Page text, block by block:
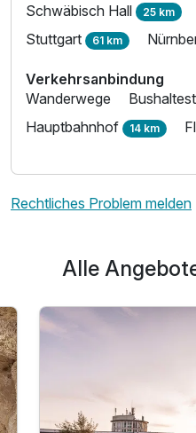
Schwäbisch Hall 25 km
Stuttgart 61 km
Verkehrsanbindung
Wanderwege
Hauptbahnhof 14 km
Rechtliches Problem melden
Alle